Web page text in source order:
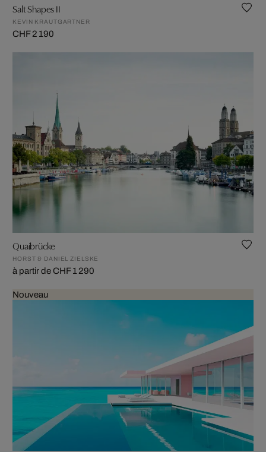
Salt Shapes II
KEVIN KRAUTGARTNER
CHF 2 190
Quaibrücke
HORST & DANIEL ZIELSKE
à partir de CHF 1 290
Nouveau